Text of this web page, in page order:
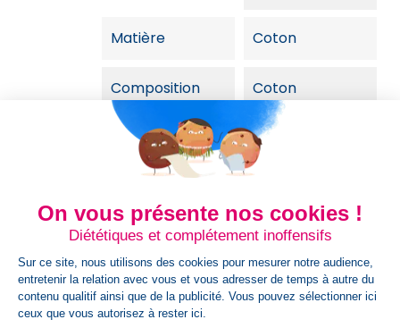
Matière Coton
Composition Coton
Qty / Crt 12
Genre Homme
Gr/m² 120 g/m²
On vous présente nos cookies !
Diététiques et complétement inoffensifs
Sur ce site, nous utilisons des cookies pour mesurer notre audience,
entretenir la relation avec vous et vous adresser de temps à autre du
contenu qualitif ainsi que de la publicité. Vous pouvez sélectionner ici
ceux que vous autorisez à rester ici.